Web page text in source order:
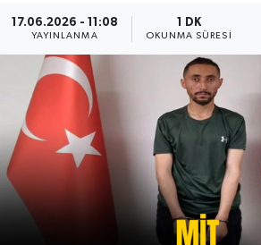
17.06.2026 - 11:08
YAYINLANMA
1 DK
OKUNMA SÜRESI